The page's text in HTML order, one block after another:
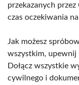
przekazanych
czas oczekiwania
Jak możesz
wszystkim, upewnij
Dołącz wszystkie
cywilnego i